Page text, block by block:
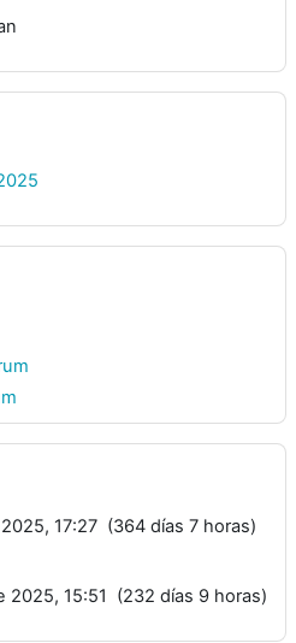
17:27 (364 días 7 horas)
2025, 15:51 (232 días 9 horas)